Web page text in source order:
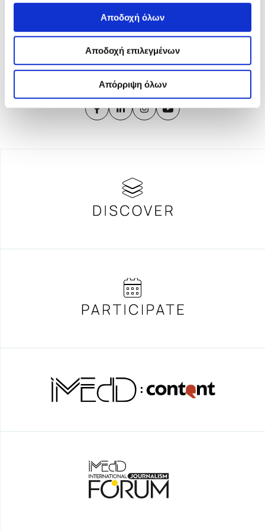
Αποδοχή όλων
Αποδοχή επιλεγμένων
Απόρριψη όλων
Το iMEdD είναι ένας μη κερδοσκοπικός δημοσιογραφικός
οργανισμός που ιδρύθηκε το 2018 με αποκλειστική δωρεά από
το Ίδρυμα Σταύρος Νιάρχος (ΙΣΝ). Αποστολή του είναι η
ενίσχυση της διαφάνειας, της αξιοπιστίας και της
ανεξαρτησίας στη δημοσιογραφία.